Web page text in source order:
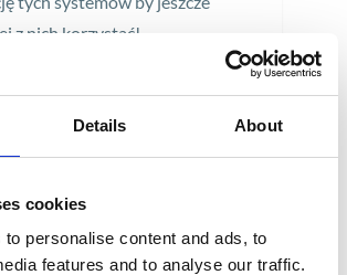
Details About
cookies
personalise content and ads, to
features and to analyse our traffic.
z nich korzystać!